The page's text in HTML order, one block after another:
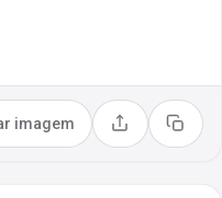
imagem Compartilhar
Copiar